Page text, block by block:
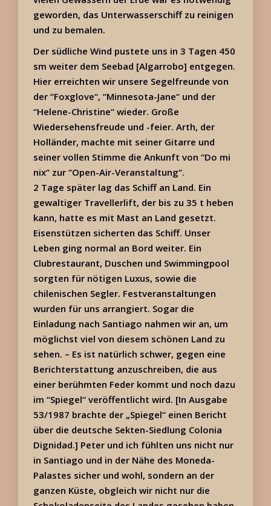
geworden, das Unterwasserschiff zu reinigen
und zu bemalen.
Der südliche Wind pustete uns in 3 Tagen 450
sm weiter dem Seebad [Algarrobo] entgegen.
Hier erreichten wir unsere Segelfreunde von
der “Foxglove“, “Minnesota-Jane“ und der
“Helene-Christine“ wieder. Große
Wiedersehensfreude und -feier. Arth, der
Holländer, machte mit seiner Gitarre und
seiner vollen Stimme die Ankunft von “Do mi
nix“ zur “Open-Air-Veranstaltung“.
2 Tage später lag das Schiff an Land. Ein
gewaltiger Travellerlift, der bis zu 35 t heben
kann, hatte es mit Mast an Land gesetzt.
Eisenstützen sicherten das Schiff. Unser
Leben ging normal an Bord weiter. Ein
Clubrestaurant, Duschen und Swimmingpool
sorgten für nötigen Luxus, sowie die
chilenischen Segler. Festveranstaltungen
wurden für uns arrangiert. Sogar die
Einladung nach Santiago nahmen wir an, um
möglichst viel von diesem schönen Land zu
sehen. – Es ist natürlich schwer, gegen eine
Berichterstattung anzuschreiben, die aus
einer berühmten Feder kommt und noch dazu
im “Spiegel“ veröffentlicht wird. [In Ausgabe
53/1987 brachte der „Spiegel“ einen Bericht
über die deutsche Sekten-Siedlung Colonia
Dignidad.] Peter und ich fühlten uns nicht nur
in Santiago und in der Nähe des Moneda-
Palastes sicher und wohl, sondern an der
ganzen Küste, obgleich wir nicht nur die